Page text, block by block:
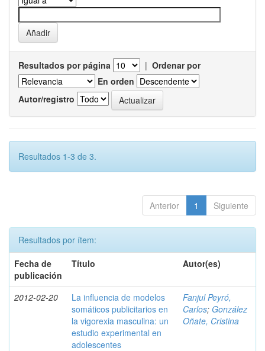
Resultados por página | Ordenar por
En orden
Autor/registro
Resultados 1-3 de 3.
Anterior 1 Siguiente
Resultados por ítem:
Fecha de
publicación
Título Autor(es)
2012-02-20
La influencia de modelos
somáticos publicitarios en
la vigorexia masculina: un
estudio experimental en
adolescentes
Fanjul Peyró,
Carlos; González
Oñate, Cristina